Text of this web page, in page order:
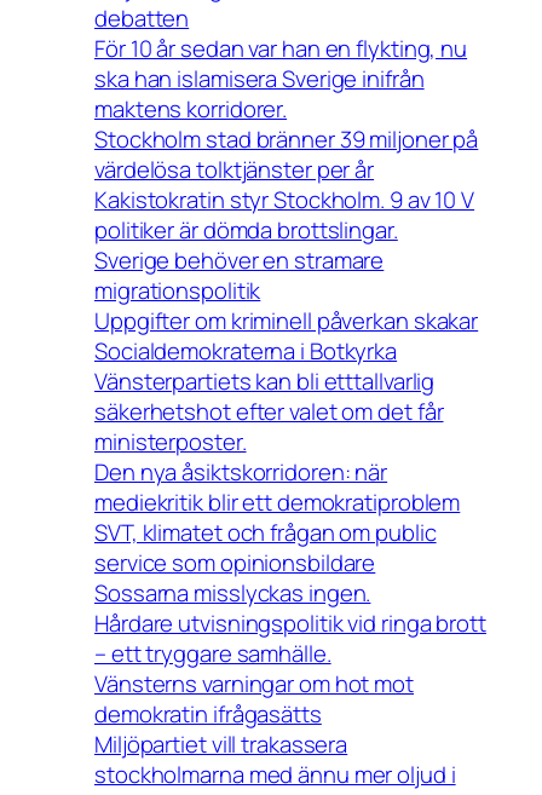
debatten
För 10 år sedan var han en flykting, nu
ska han islamisera Sverige inifrån
maktens korridorer.
Stockholm stad bränner 39 miljoner på
värdelösa tolktjänster per år
Kakistokratin styr Stockholm. 9 av 10 V
politiker är dömda brottslingar.
Sverige behöver en stramare
migrationspolitik
Uppgifter om kriminell påverkan skakar
Socialdemokraterna i Botkyrka
Vänsterpartiets kan bli etttallvarlig
säkerhetshot efter valet om det får
ministerposter.
Den nya åsiktskorridoren: när
mediekritik blir ett demokratiproblem
SVT, klimatet och frågan om public
service som opinionsbildare
Sossarna misslyckas ingen.
Hårdare utvisningspolitik vid ringa brott
– ett tryggare samhälle.
Vänsterns varningar om hot mot
demokratin ifrågasätts
Miljöpartiet vill trakassera
stockholmarna med ännu mer oljud i